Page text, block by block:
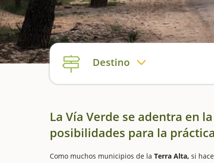
Destino
La Vía Verde se adentra en
posibilidades para la
Como muchos municipios de la Terra Alta, si